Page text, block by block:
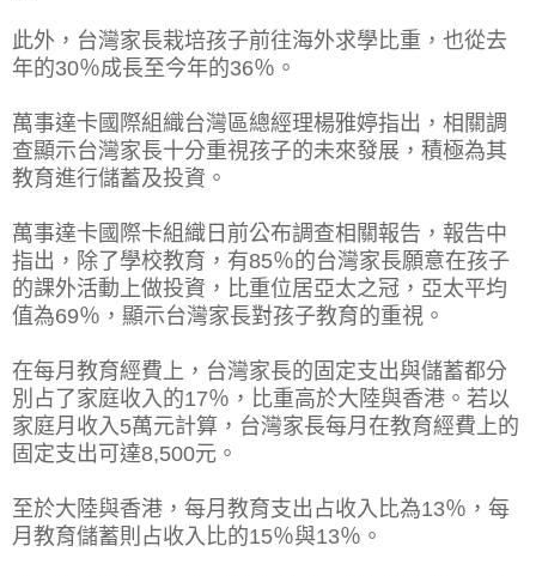
此外，台灣家長栽培孩子前往海外求學比重，也從去
年的30％成長至今年的36％。
萬事達卡國際組織台灣區總經理楊雅婷指出，相關調
查顯示台灣家長十分重視孩子的未來發展，積極為其
教育進行儲蓄及投資。
萬事達卡國際卡組織日前公布調查相關報告，報告中
指出，除了學校教育，有85％的台灣家長願意在孩子
的課外活動上做投資，比重位居亞太之冠，亞太平均
值為69％，顯示台灣家長對孩子教育的重視。
在每月教育經費上，台灣家長的固定支出與儲蓄都分
別占了家庭收入的17％，比重高於大陸與香港。若以
家庭月收入5萬元計算，台灣家長每月在教育經費上的
固定支出可達8,500元。
至於大陸與香港，每月教育支出占收入比為13％，每
月教育儲蓄則占收入比的15％與13％。